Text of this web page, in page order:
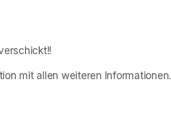
mit allen weiteren Informationen.